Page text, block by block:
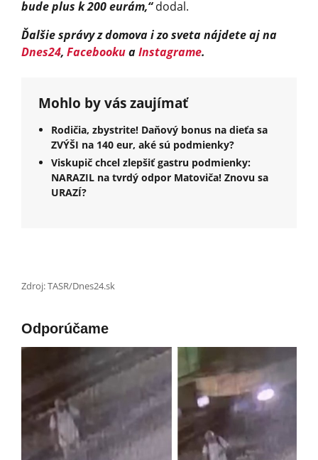
bude plus k 200 eurám,“do­dal.
Ďalšie správy z domova i zo sveta nájdete aj na
Dnes24, FacebookuaInstagrame.
Mohlo by vás zaujímať
Rodičia, zbystrite! Daňový bonus na dieťa sa
ZVÝŠI na 140 eur, aké sú podmienky?
Viskupič chcel zlepšiť gastru podmienky:
NARAZIL na tvrdý odpor Matoviča! Znovu sa
URAZÍ?
Zdroj: TASR/Dnes24.sk
Odporúčame